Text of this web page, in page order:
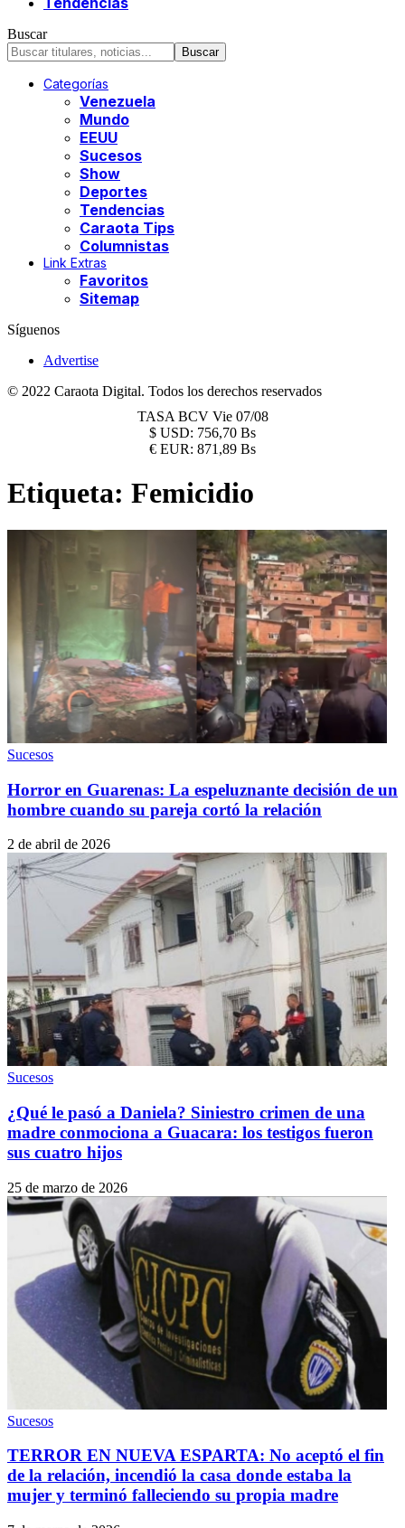
Buscar
Categorías
Venezuela
Mundo
EEUU
Sucesos
Show
Deportes
Tendencias
Caraota Tips
Columnistas
Link Extras
Favoritos
Sitemap
Síguenos
Advertise
© 2022 Caraota Digital. Todos los derechos reservados
TASA BCV Vie 07/08
$ USD: 756,70 Bs
€ EUR: 871,89 Bs
Etiqueta: Femicidio
Sucesos
Horror en Guarenas: La espeluznante decisión de un
hombre cuando su pareja cortó la relación
2 de abril de 2026
Sucesos
¿Qué le pasó a Daniela? Siniestro crimen de una
madre conmociona a Guacara: los testigos fueron
sus cuatro hijos
25 de marzo de 2026
Sucesos
TERROR EN NUEVA ESPARTA: No aceptó el fin
de la relación, incendió la casa donde estaba la
mujer y terminó falleciendo su propia madre